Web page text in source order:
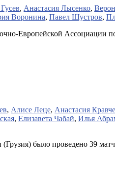
, Анастасия Лысенко,
Воронина, Павел Шустров,
Европейской Ассоциации
, Алисе Леце, Анастасия
, Елизавета Чабай, Илья
было проведено 39